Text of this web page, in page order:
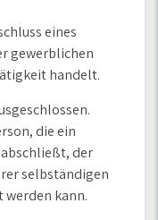
eines
gewerblichen
handelt.
die ein
der
selbständigen
kann.